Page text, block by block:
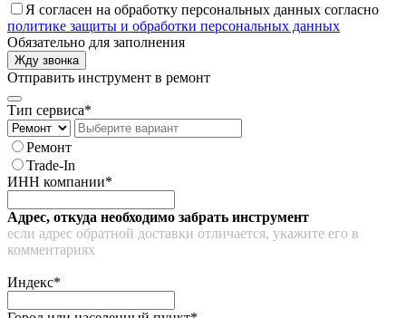
Я согласен на обработку персональных данных согласно
политике защиты и обработки персональных данных
Обязательно для заполнения
Жду звонка
Отправить инструмент в ремонт
Тип сервиса*
Ремонт
Trade-In
ИНН компании*
Адрес, откуда необходимо забрать инструмент
если адрес обратной доставки отличается, укажите его в
комментариях
Индекс*